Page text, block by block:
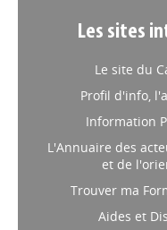
Les sites
Le site du
Profil d'info,
Information
L'Annuaire des
et de
Trouver ma
Aides et